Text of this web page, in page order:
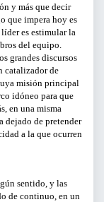
y más que decir
que impera hoy es
es estimular la
del equipo.
grandes discursos
catalizador de
misión principal
idóneo para que
en una misma
dejado de pretender
a la que ocurren
sentido, y las
de continuo, en un